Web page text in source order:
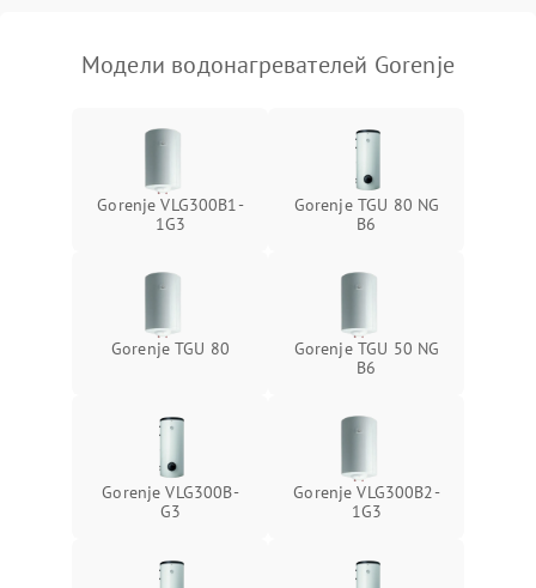
Модели водонагревателей Gorenje
Gorenje VLG300B1-
1G3
Gorenje TGU 80 NG
B6
Gorenje TGU 80
Gorenje TGU 50 NG
B6
Gorenje VLG300B-
G3
Gorenje VLG300B2-
1G3